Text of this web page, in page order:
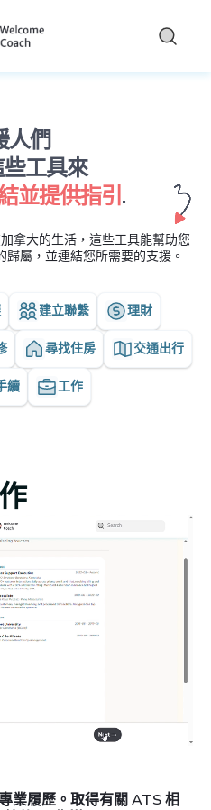
人們
工具來
並提供指引 .
拿大的生活，這些工具能幫助您
歸屬，並連結您所需要的支援。
建立聯繫 理財
尋找住房 交通出行
續 工作
業履歷。取得有關 ATS 相